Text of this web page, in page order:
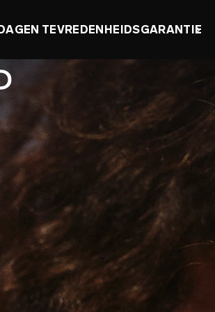
SPEELGOED 0 d 2 h 28 m 37 s